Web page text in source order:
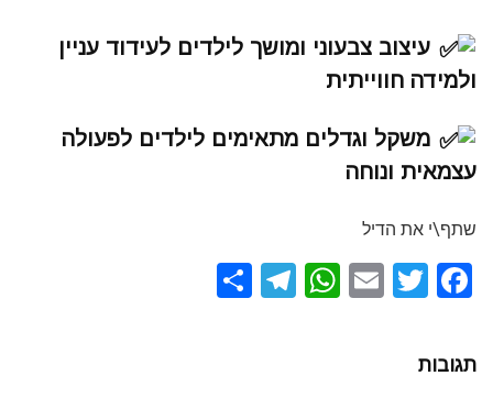
עיצוב צבעוני ומושך לילדים לעידוד עניין
ולמידה חווייתית
משקל וגדלים מתאימים לילדים לפעולה
עצמאית ונוחה
שתף\י את הדיל
F
ce
b
T
E
W
T
תגובות